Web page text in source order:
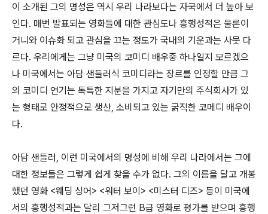
이 소개된 그의 명성은 역시 우리 나라보다는 자국에서 더 높아 보
인다. 매번 발표되는 영화들에 대한 관심도나 흥행성적은 물론이
거니와 이슈화 되고 관심을 끄는 정도가 국내의 기운과는 사뭇 다
르다. 우리에게는 그냥 미국의 코미디 배우중 하나일지 모르겠으
나 미국에서는 아담 샌들러식 코미디라는 장르를 인정할 만큼 그
의 코미디 연기는 독특한 지분을 가지고 자기만의 주식회사가 있
는 형태로 안정적으로 생산, 소비되고 있는 굵직한 코메디 배우이
다.
아담 샌들러, 이런 미국에서의 명성에 비해 우리 나라에서는 그에
대한 정보들은 그렇게 쉽게 찾을 수가 없다. 그의 이름을 달고 개봉
했던 영화 <웨딩 싱어> <워터 보이> <미스터 디즈> 등이 미국에
서의 흥행성적과는 달리 그저그런 B급 영화로 평가를 받으며 흥행